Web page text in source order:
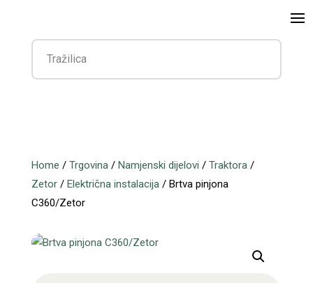
Home / Trgovina/ Namjenski dijelovi / Traktora/
Zetor/ Električna instalacija/ Brtva pinjona
C360/Zetor